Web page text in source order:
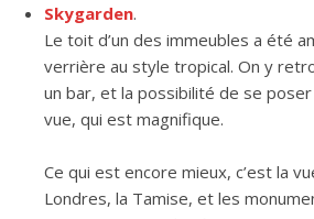
Skygarden.
Le toit d’un des immeubles a été
verrière au style tropical. On y
un bar, et la possibilité de se
vue, qui est magnifique.
Ce qui est encore mieux, c’est la
Londres, la Tamise, et les